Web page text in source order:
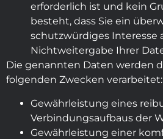
erforderlich ist und kein
besteht, dass Sie ein
schutzwürdiges Interesse
Nichtweitergabe Ihrer
Die genannten Daten werden
folgenden Zwecken verarbeitet:
Gewährleistung eines
Verbindungsaufbaus der
Gewährleistung einer